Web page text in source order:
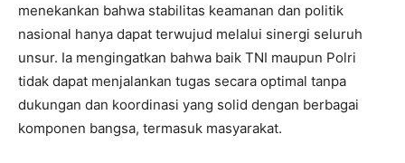
menekankan bahwa stabilitas keamanan dan politik
nasional hanya dapat terwujud melalui sinergi seluruh
unsur. Ia mengingatkan bahwa baik TNI maupun Polri
tidak dapat menjalankan tugas secara optimal tanpa
dukungan dan koordinasi yang solid dengan berbagai
komponen bangsa, termasuk masyarakat.